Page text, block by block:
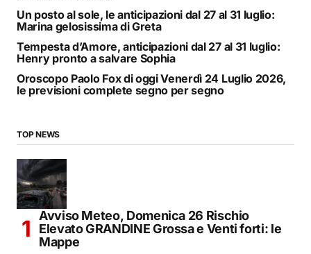
Un posto al sole, le anticipazioni dal 27 al 31 luglio:
Marina gelosissima di Greta
Tempesta d’Amore, anticipazioni dal 27 al 31 luglio:
Henry pronto a salvare Sophia
Oroscopo Paolo Fox di oggi Venerdì 24 Luglio 2026,
le previsioni complete segno per segno
TOP NEWS
Avviso Meteo, Domenica 26 Rischio
Elevato GRANDINE Grossa e Venti forti: le
Mappe